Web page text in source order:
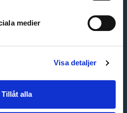
medier
Visa detaljer
Tillåt alla